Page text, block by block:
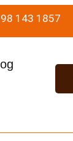
143 1857